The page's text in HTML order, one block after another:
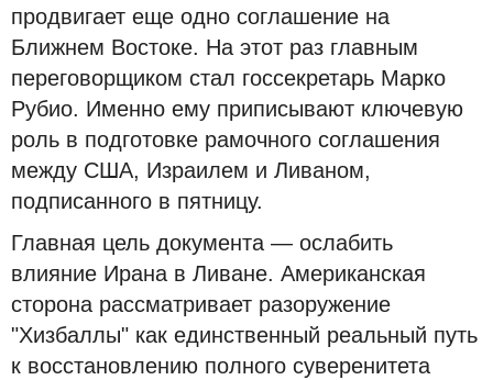
продвигает еще одно соглашение на
Ближнем Востоке. На этот раз главным
переговорщиком стал госсекретарь Марко
Рубио. Именно ему приписывают ключевую
роль в подготовке рамочного соглашения
между США, Израилем и Ливаном,
подписанного в пятницу.
Главная цель документа — ослабить
влияние Ирана в Ливане. Американская
сторона рассматривает разоружение
"Хизбаллы" как единственный реальный путь
к восстановлению полного суверенитета